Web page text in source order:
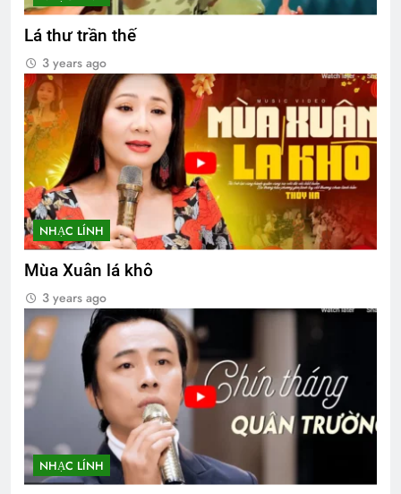
Lá thư trần thế
3 years ago
NHẠC LÍNH
Mùa Xuân lá khô
3 years ago
NHẠC LÍNH